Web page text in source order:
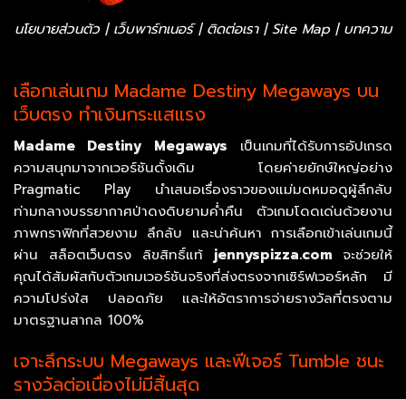
นโยบายส่วนตัว| เว็บพาร์ทเนอร์| ติดต่อเรา|Site Map| บทความ
เลือกเล่นเกม Madame Destiny Megaways บน
เว็บตรง ทำเงินกระแสแรง
Madame Destiny Megaways เป็นเกมที่ได้รับการอัปเกรด
ความสนุกมาจากเวอร์ชันดั้งเดิม โดยค่ายยักษ์ใหญ่อย่าง
Pragmatic Play นำเสนอเรื่องราวของแม่มดหมอดูผู้ลึกลับ
ท่ามกลางบรรยากาศป่าดงดิบยามค่ำคืน ตัวเกมโดดเด่นด้วยงาน
ภาพกราฟิกที่สวยงาม ลึกลับ และน่าค้นหา การเลือกเข้าเล่นเกมนี้
ผ่าน สล็อตเว็บตรง ลิขสิทธิ์แท้ jennyspizza.com จะช่วยให้
คุณได้สัมผัสกับตัวเกมเวอร์ชันจริงที่ส่งตรงจากเซิร์ฟเวอร์หลัก มี
ความโปร่งใส ปลอดภัย และให้อัตราการจ่ายรางวัลที่ตรงตาม
มาตรฐานสากล 100%
เจาะลึกระบบ Megaways และฟีเจอร์ Tumble ชนะ
รางวัลต่อเนื่องไม่มีสิ้นสุด